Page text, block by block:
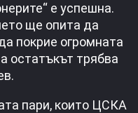
е успешна.
ще опита да
покрие огромната
остатъкът трябва
пари, които ЦСКА